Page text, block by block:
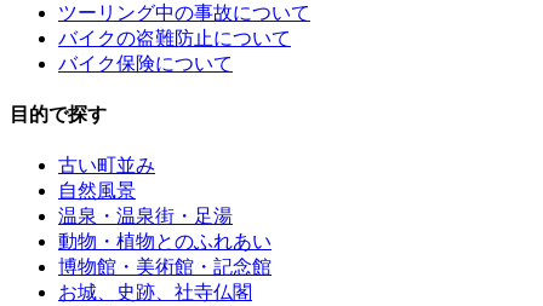
ツーリング中の事故について
バイクの盗難防止について
バイク保険について
目的で探す
古い町並み
自然風景
温泉・温泉街・足湯
動物・植物とのふれあい
博物館・美術館・記念館
お城、史跡、社寺仏閣